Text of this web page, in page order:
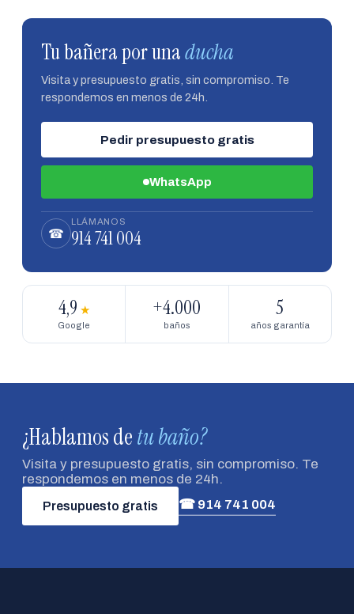
Tu bañera por unaducha
Visita y presupuesto gratis, sin compromiso. Te
respondemos en menos de 24h.
Pedir presupuesto gratis
WhatsApp
☎
LLÁMANOS
914 741 004
4,9 ★
Google
+4.000
baños
5
años garantía
¿Hablamos detu baño?
Visita y presupuesto gratis, sin compromiso. Te
respondemos en menos de 24h.
Presupuesto gratis ☎ 914 741 004